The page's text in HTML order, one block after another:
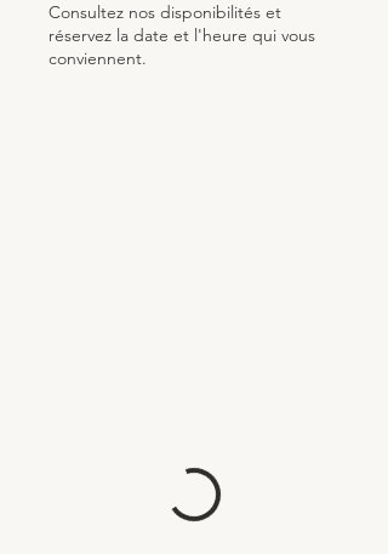
Consultez nos disponibilités et
réservez la date et l'heure qui vous
conviennent.